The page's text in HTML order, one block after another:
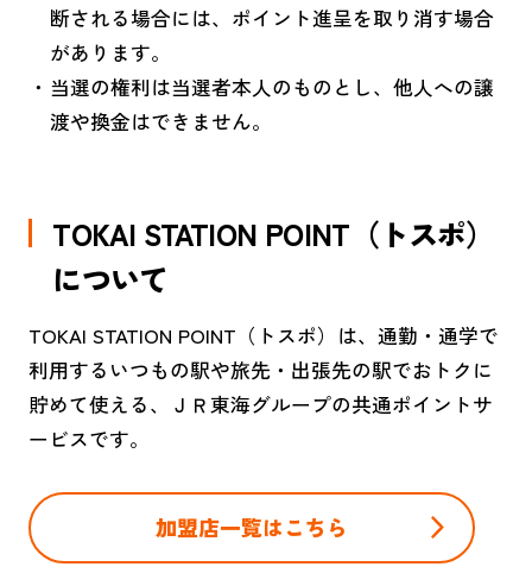
断される場合には、ポイント進呈を取り消す場合
があります。
当選の権利は当選者本人のものとし、他人への譲
渡や換金はできません。
TOKAI STATION POINT（トスポ）
について
TOKAI STATION POINT（トスポ）は、通勤・通学で
利用するいつもの駅や旅先・出張先の駅でおトクに
貯めて使える、ＪＲ東海グループの共通ポイントサ
ービスです。
加盟店一覧はこちら